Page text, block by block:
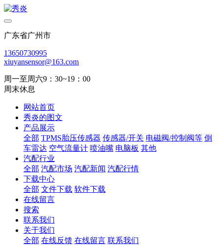
广东省广州市
13650730995
xiuyansensor@163.com
周一至周六9：30~19：00
周末休息
网站首页
秀炎的图文
产品展示
全部 TPMS胎压传感器 传感器/开关 电磁阀/控制阀等 倒
车雷达 空气流量计 喷油嘴 电脑板 其他
汽配行业
全部 汽配市场 汽配新闻 汽配行情
下载中心
全部 文件下载 软件下载
在线留言
搜索
联系我们
关于我们
全部 在线反馈 在线留言 联系我们